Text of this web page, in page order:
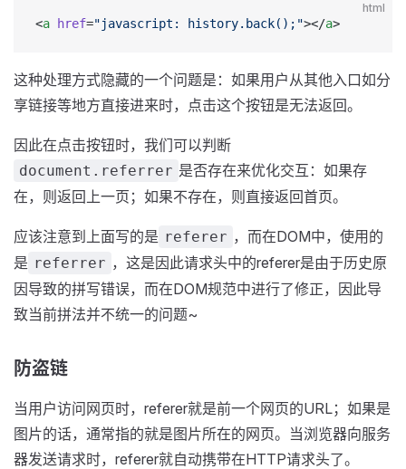
html
<a href="javascript: history.back();"></a>
这种处理方式隐藏的一个问题是：如果用户从其他入口如分
享链接等地方直接进来时，点击这个按钮是无法返回。
因此在点击按钮时，我们可以判断
document.referrer 是否存在来优化交互：如果存
在，则返回上一页；如果不存在，则直接返回首页。
应该注意到上面写的是 referer ，而在DOM中，使用的
是 referrer ，这是因此请求头中的referer是由于历史原
因导致的拼写错误，而在DOM规范中进行了修正，因此导
致当前拼法并不统一的问题~
防盗链
当用户访问网页时，referer就是前一个网页的URL；如果是
图片的话，通常指的就是图片所在的网页。当浏览器向服务
器发送请求时，referer就自动携带在HTTP请求头了。